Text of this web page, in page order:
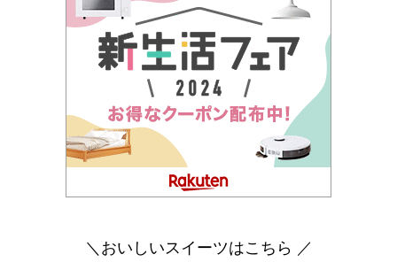
＼おいしいスイーツはこちら ／